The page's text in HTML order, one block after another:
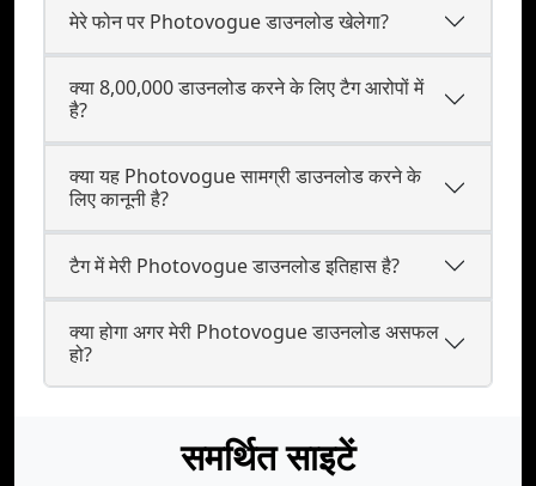
मेरे फोन पर Photovogue डाउनलोड खेलेगा?
क्या 8,00,000 डाउनलोड करने के लिए टैग आरोपों में
है?
क्या यह Photovogue सामग्री डाउनलोड करने के
लिए कानूनी है?
टैग में मेरी Photovogue डाउनलोड इतिहास है?
क्या होगा अगर मेरी Photovogue डाउनलोड असफल
हो?
समर्थित साइटें